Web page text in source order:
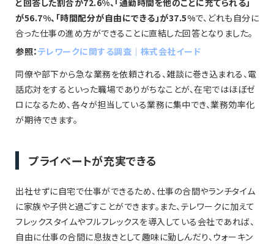
が56.7%、「時間配分が自由にできる」が37.5%で、どれも自分に
合った仕事の進め方ができることに直結した回答となりました。
参照：テレワークに関する調査｜株式会社イード
同僚や部下から急な業務を依頼される、雑談に巻き込まれる、電
話応対をするといった職場でありがちなことが、在宅ではほぼゼ
ロになるため、各々が担当している業務に集中でき、業務効率化
が期待できます。
プライベートが充実できる
出社せずに自宅で仕事ができるため、仕事の合間やランチタイム
に家族や子供と過ごすことができます。また、テレワークに加えて
フレックスタイムやフルフレックスを導入している会社であれば、
自由に仕事の合間に息抜きとして趣味に勤しんだり、ウォーキン